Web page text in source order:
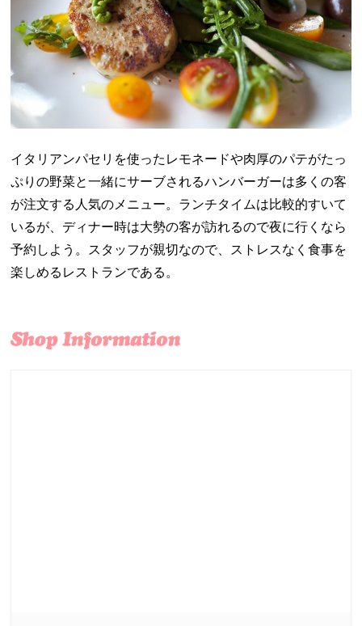
イタリアンパセリを使ったレモネードや肉厚のパテがたっ
ぷりの野菜と一緒にサーブされるハンバーガーは多くの客
が注文する人気のメニュー。ランチタイムは比較的すいて
いるが、ディナー時は大勢の客が訪れるので夜に行くなら
予約しよう。スタッフが親切なので、ストレスなく食事を
楽しめるレストランである。